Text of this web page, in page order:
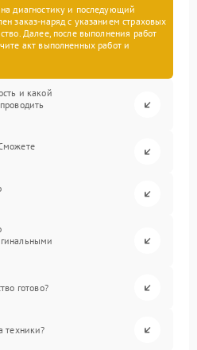
диагностику и последующий
заказ-наряд с указанием страховых
Далее, после выполнения работ
акт выполненных работ и
и какой
готово?
техники?